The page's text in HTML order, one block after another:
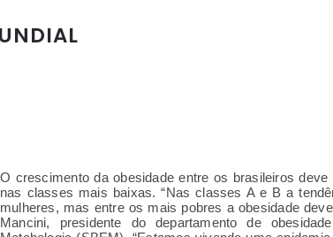
O crescimento da obesidade entre os brasileiros
nas classes mais baixas. “Nas classes A e B a
mulheres, mas entre os mais pobres a obesidade
Mancini, presidente do departamento de